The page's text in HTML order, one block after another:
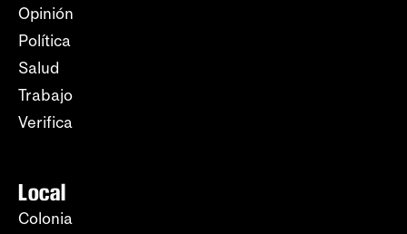
Opinión
Política
Salud
Trabajo
Verifica
Local
Colonia